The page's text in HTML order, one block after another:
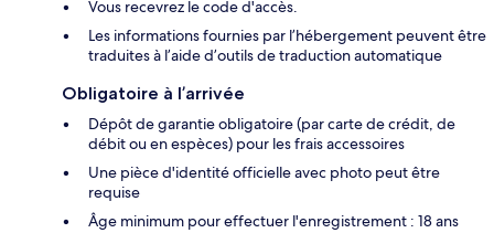
Vous recevrez le code d'accès.
Les informations fournies par l’hébergement peuvent être
traduites à l’aide d’outils de traduction automatique
Obligatoire à l’arrivée
Dépôt de garantie obligatoire (par carte de crédit, de
débit ou en espèces) pour les frais accessoires
Une pièce d'identité officielle avec photo peut être
requise
Âge minimum pour effectuer l'enregistrement : 18 ans